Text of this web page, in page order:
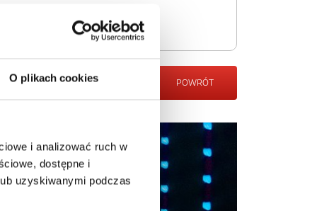
O plikach cookies
i analizować ruch w
dostępne i
uzyskiwanymi podczas
POWRÓT